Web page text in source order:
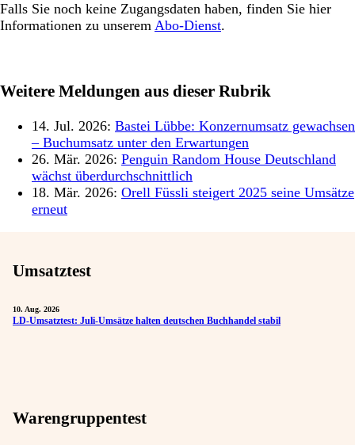
Falls Sie noch keine Zugangsdaten haben, finden Sie hier
Informationen zu unserem Abo-Dienst.
Weitere Meldungen aus dieser Rubrik
14. Jul. 2026: Bastei Lübbe: Konzernumsatz gewachsen
– Buchumsatz unter den Erwartungen
26. Mär. 2026: Penguin Random House Deutschland
wächst überdurchschnittlich
18. Mär. 2026: Orell Füssli steigert 2025 seine Umsätze
erneut
Umsatztest
10. Aug. 2026
LD-Umsatztest: Juli-Umsätze halten deutschen Buchhandel stabil
Warengruppentest